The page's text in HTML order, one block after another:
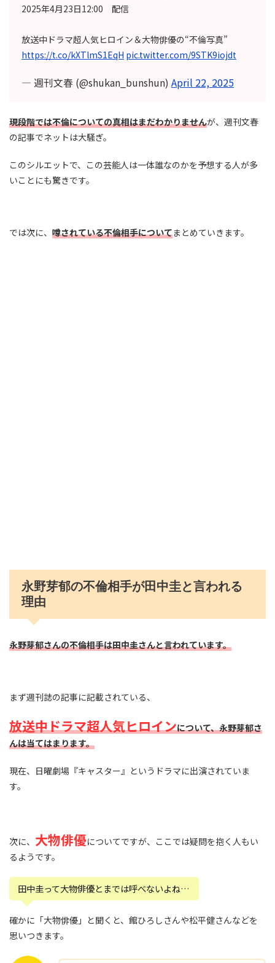
2025年4月23日12:00 配信
放送中ドラマ超人気ヒロイン＆大物俳優の“不倫写真”
https://t.co/kXTlmS1EqH pic.twitter.com/9STK9iojdt
— 週刊文春 (@shukan_bunshun) April 22, 2025
現段階では不倫についての真相はまだわかりませんが、週刊文春
の記事でネットは大騒ぎ。
このシルエットで、この芸能人は一体誰なのかを予想する人が多
いことにも驚きです。
では次に、 噂されている不倫相手についてまとめていきます。
永野芽郁の不倫相手が田中圭と言われる
理由
永野芽郁さんの不倫相手は田中圭さんと言われています。
まず週刊誌の記事に記載されている、
放送中ドラマ超人気ヒロインについて、永野芽郁さ
んは当てはまります。
現在、日曜劇場『キャスター』というドラマに出演されていま
す。
次に、 大物俳優についてですが、ここでは疑問を抱く人もい
るようです。
田中圭って大物俳優とまでは呼べないよね…
確かに「大物俳優」と聞くと、館ひろしさんや松平健さんなどを
思いつきます。